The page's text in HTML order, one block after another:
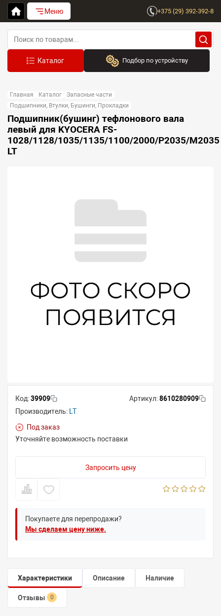
Меню +375 (29) 392-392-8
Подбор по устройству
Выберите бренд
Устройство:
Сначала выберите бренд
Главная Каталог
Запасные части
Подшипники, Втулки, Бушинги, Прокладки
Подшипник(бушинг) тефлонового вала
левый для KYOCERA FS-
1028/1128/1035/1135/1100/2000/P2035/M2035
LT
Код:39909 Артикул:8610280909
Производитель:
LT
Под заказ
Уточняйте возможность поставки
Запросить цену
Покупаете для перепродажи?
Мы сделаем цену ниже.
Характеристики Описание Наличие
Отзывы 0